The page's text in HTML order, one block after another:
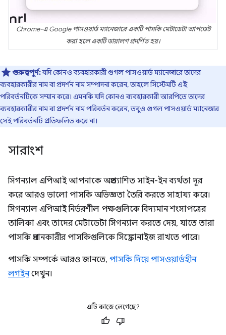
Chrome-এ Google পাসওয়ার্ড ম্যানেজারে একটি পাসকি মেটাডেটা আপডেট
করা হলে একটি ডায়ালগ প্রদর্শিত হয়।
গুরুত্বপূর্ণ:যদি কোনও ব্যবহারকারী গুগল পাসওয়ার্ড ম্যানেজারে তাদের
ব্যবহারকারীর নাম বা প্রদর্শন নাম সম্পাদনা করেন, তাহলে সিস্টেমটি এই
পরিবর্তনটিকে সম্মান করে। এমনকি যদি কোনও ব্যবহারকারী আরপিতে তাদের
ব্যবহারকারীর নাম বা প্রদর্শন নাম পরিবর্তন করেন, তবুও গুগল পাসওয়ার্ড ম্যানেজার
সেই পরিবর্তনটি প্রতিফলিত করে না।
সারাংশ
সিগন্যাল এপিআই আপনাকে অপ্রত্যাশিত সাইন-ইন ব্যর্থতা দূর
করে আরও ভালো পাসকি অভিজ্ঞতা তৈরি করতে সাহায্য করে।
সিগন্যাল এপিআই নির্ভরশীল পক্ষগুলিকে বিদ্যমান শংসাপত্রের
তালিকা এবং তাদের মেটাডেটা সিগন্যাল করতে দেয়, যাতে তারা
পাসকি প্রদানকারীর পাসকিগুলিকে সিঙ্ক্রোনাইজ রাখতে পারে।
পাসকি সম্পর্কে আরও জানতে, পাসকি দিয়ে পাসওয়ার্ডহীন
লগইনদেখুন।
এটি কাজে লেগেছে?